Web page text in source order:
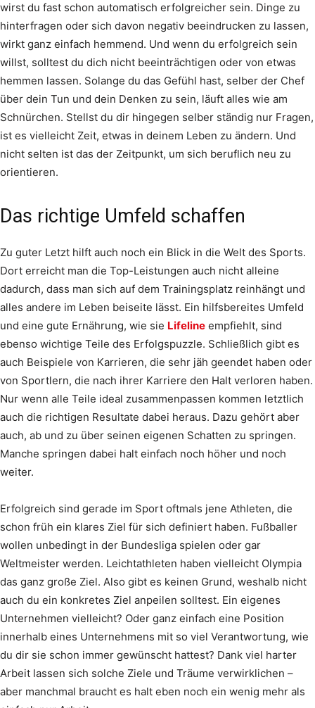
wirst du fast schon automatisch erfolgreicher sein. Dinge zu
hinterfragen oder sich davon negativ beeindrucken zu lassen,
wirkt ganz einfach hemmend. Und wenn du erfolgreich sein
willst, solltest du dich nicht beeinträchtigen oder von etwas
hemmen lassen. Solange du das Gefühl hast, selber der Chef
über dein Tun und dein Denken zu sein, läuft alles wie am
Schnürchen. Stellst du dir hingegen selber ständig nur Fragen,
ist es vielleicht Zeit, etwas in deinem Leben zu ändern. Und
nicht selten ist das der Zeitpunkt, um sich beruflich neu zu
orientieren.
Das richtige Umfeld schaffen
Zu guter Letzt hilft auch noch ein Blick in die Welt des Sports.
Dort erreicht man die Top-Leistungen auch nicht alleine
dadurch, dass man sich auf dem Trainingsplatz reinhängt und
alles andere im Leben beiseite lässt. Ein hilfsbereites Umfeld
und eine gute Ernährung, wie sie Lifeline empfiehlt, sind
ebenso wichtige Teile des Erfolgspuzzle. Schließlich gibt es
auch Beispiele von Karrieren, die sehr jäh geendet haben oder
von Sportlern, die nach ihrer Karriere den Halt verloren haben.
Nur wenn alle Teile ideal zusammenpassen kommen letztlich
auch die richtigen Resultate dabei heraus. Dazu gehört aber
auch, ab und zu über seinen eigenen Schatten zu springen.
Manche springen dabei halt einfach noch höher und noch
weiter.
Erfolgreich sind gerade im Sport oftmals jene Athleten, die
schon früh ein klares Ziel für sich definiert haben. Fußballer
wollen unbedingt in der Bundesliga spielen oder gar
Weltmeister werden. Leichtathleten haben vielleicht Olympia
das ganz große Ziel. Also gibt es keinen Grund, weshalb nicht
auch du ein konkretes Ziel anpeilen solltest. Ein eigenes
Unternehmen vielleicht? Oder ganz einfach eine Position
innerhalb eines Unternehmens mit so viel Verantwortung, wie
du dir sie schon immer gewünscht hattest? Dank viel harter
Arbeit lassen sich solche Ziele und Träume verwirklichen –
aber manchmal braucht es halt eben noch ein wenig mehr als